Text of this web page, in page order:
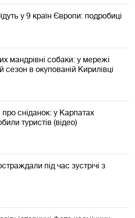
у 9 країн Європи: подробиці
мандрівні собаки: у мережі
сезон в окупованій Кирилівці
сніданок: у Карпатах
туристів (відео)
під час зустрічі з